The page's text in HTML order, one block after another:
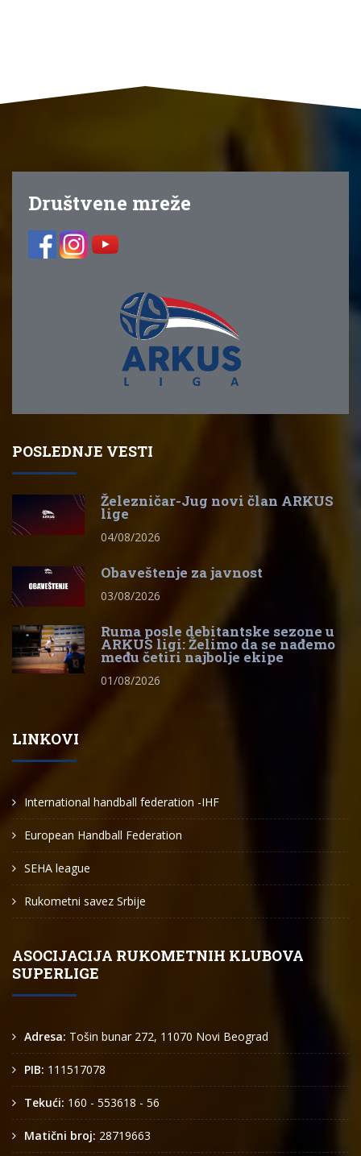
Društvene mreže
POSLEDNJE VESTI
Železničar-Jug novi član ARKUS
lige
04/08/2026
Obaveštenje za javnost
03/08/2026
Ruma posle debitantske sezone u
ARKUS ligi: Želimo da se nađemo
među četiri najbolje ekipe
01/08/2026
LINKOVI
International handball federation -IHF
European Handball Federation
SEHA league
Rukometni savez Srbije
ASOCIJACIJA RUKOMETNIH KLUBOVA
SUPERLIGE
Adresa: Tošin bunar 272, 11070 Novi Beograd
PIB: 111517078
Tekući: 160 - 553618 - 56
Matični broj: 28719663